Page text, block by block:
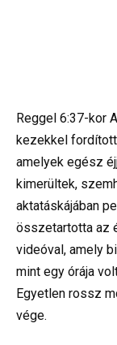
Reggel 6:37-kor
kezekkel
amelyek egész
kimerültek,
aktatáskájában
összetartotta az
videóval, amely
mint egy órája
Egyetlen rossz
vége.